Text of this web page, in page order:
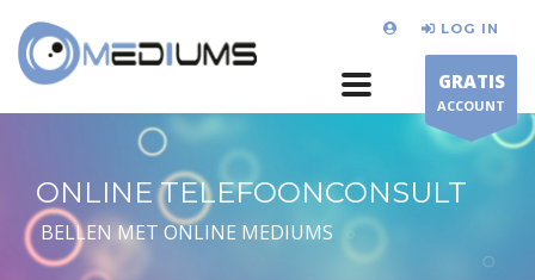
LOG IN
GRATIS
ACCOUNT
ONLINE TELEFOONCONSULT
BELLEN MET ONLINE MEDIUMS